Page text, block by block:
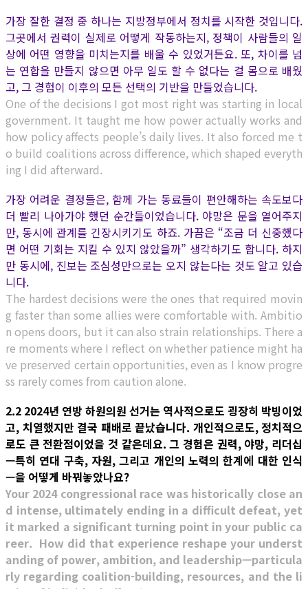
가장 잘한 결정 중 하나는 지방정부에서 정치를 시작한 것입니다.
그곳에서 권력이 실제로 어떻게 작동하는지, 정책이 사람들의 일
상에 어떤 영향을 미치는지를 배울 수 있었거든요. 또, 차이를 넘
는 연합을 만들지 않으면 아무 일도 할 수 없다는 걸 몸으로 배웠
고, 그 경험이 이후의 모든 선택의 기반을 만들었습니다.
One of the decisions I got most right was starting in local
government. It taught me how power actually works and
how policy affects people’s daily lives. It also forced me t
o build coalitions across difference, which shaped everyth
ing I did afterward.
가장 어려운 결정들은, 함께 가는 동료들이 편안해하는 속도보다
더 빨리 나아가야 했던 순간들이었습니다. 야망은 문을 열어주지
만, 동시에 관계를 긴장시키기도 하죠. 가끔은 “조금 더 신중했다
면 어떤 기회는 지킬 수 있지 않았을까” 생각하기도 합니다. 하지
만 동시에, 진보는 조심성만으로는 오지 않는다는 것도 알고 있습
니다.
The hardest decisions were the ones that required movin
g faster than some allies were comfortable with. Ambitio
n opens doors, but it can also strain relationships. There a
re moments where I reflect on whether patience might ha
ve preserved certain opportunities, even as I know progre
ss rarely comes from caution alone.
2.2 2024년 연방 하원의원 선거는 역사적으로도 굉장히 박빙이었
고, 치열했지만 결국 패배로 끝났습니다. 개인적으로도, 정치적으
로도 큰 전환점이었을 것 같은데요. 그 경험은 권력, 야망, 리더십
—특히 연대 구축, 자원, 그리고 개인의 노력의 한계에 대한 인식
—을 어떻게 바꿔놓았나요?
Your 2024 congressional race was historically close an
d intense, ultimately ending in a difficult defeat, yet
it marked a significant turning point in your public ca
reer. How did that experience reshape your underst
anding of power, ambition, and leadership—particula
rly regarding coalition-building, resources, and the li